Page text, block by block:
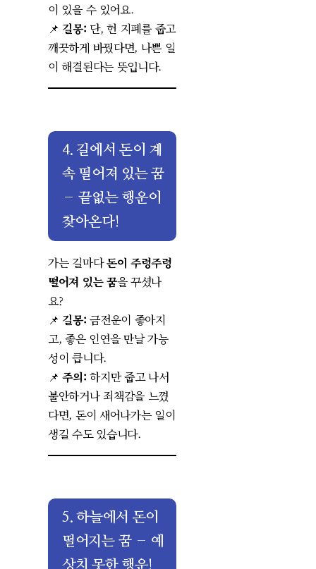
이 있을 수 있어요.
📌 길몽: 단, 헌 지폐를 줍고
깨끗하게 바꿨다면, 나쁜 일
이 해결된다는 뜻입니다.
4. 길에서 돈이 계
속 떨어져 있는 꿈
– 끝없는 행운이
찾아온다!
가는 길마다돈이 주렁주렁
떨어져 있는 꿈을 꾸셨나
요?
📌 길몽: 금전운이 좋아지
고, 좋은 인연을 만날 가능
성이 큽니다.
📌주의: 하지만 줍고 나서
불안하거나 죄책감을 느꼈
다면, 돈이 새어나가는 일이
생길 수도 있습니다.
5. 하늘에서 돈이
떨어지는 꿈 – 예
상치 못한 행운!